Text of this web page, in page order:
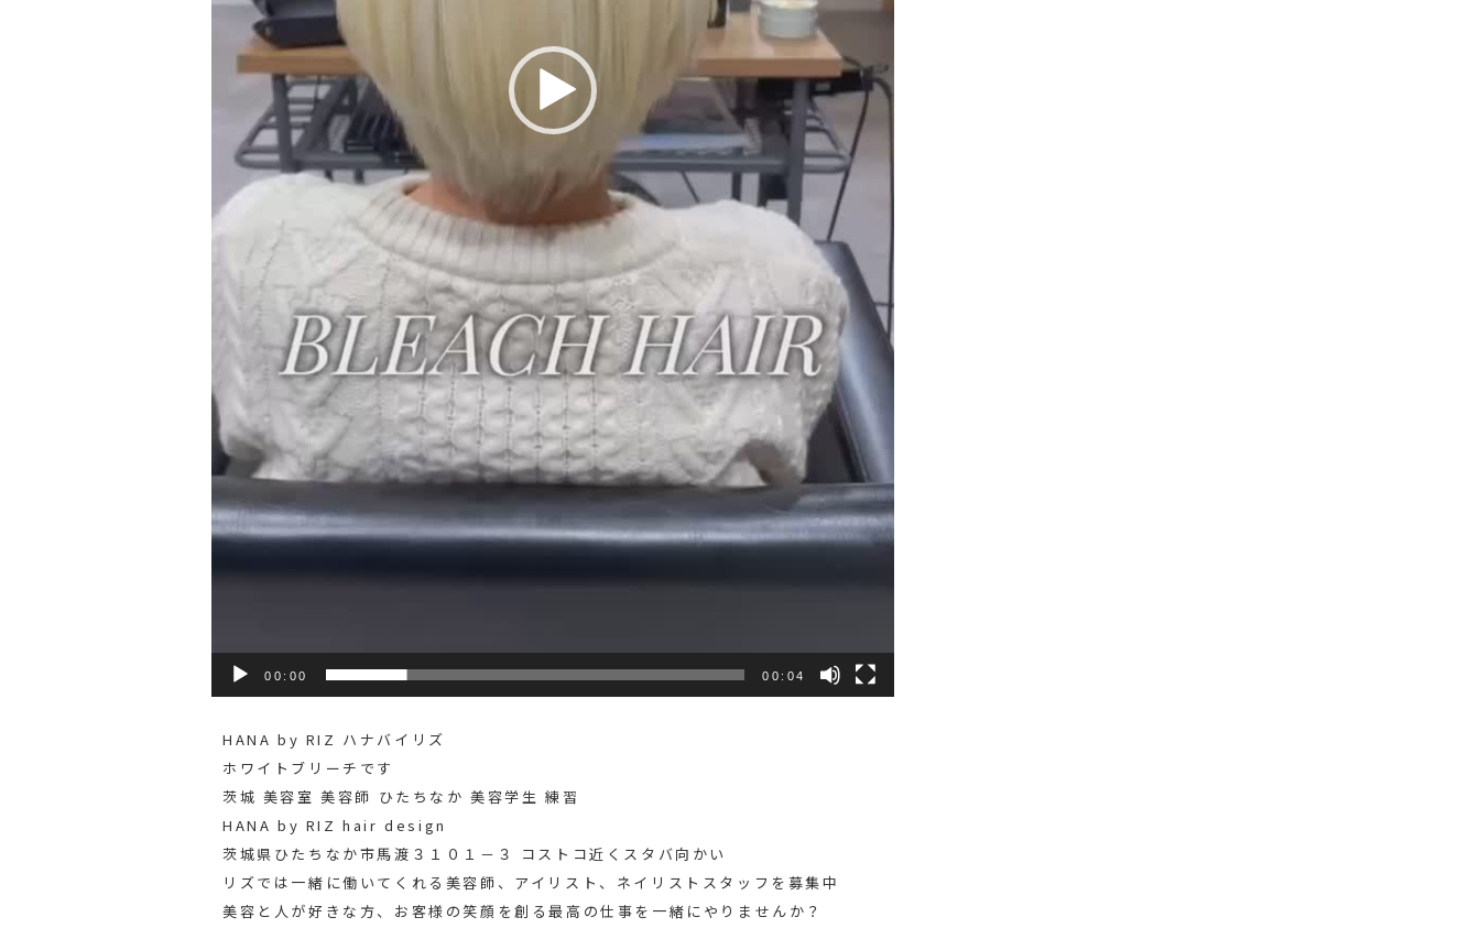
00:00 00:04
HANA by RIZ ハナバイリズ
ホワイトブリーチです️
茨城 美容室 美容師 ひたちなか 美容学生 練習
HANA by RIZ hair design
茨城県ひたちなか市馬渡３１０１－３ コストコ近くスタバ向かい
リズでは一緒に働いてくれる美容師、アイリスト、ネイリストスタッフを募集中
美容と人が好きな方、お客様の笑顔を創る最高の仕事を一緒にやりませんか？